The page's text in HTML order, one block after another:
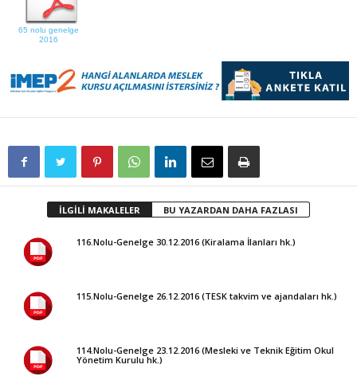
65 nolu genelge
2016
İLGİLİ MAKALELER BU YAZARDAN DAHA FAZLASI
116.Nolu-Genelge 30.12.2016 (Kiralama İlanları hk.)
115.Nolu-Genelge 26.12.2016 (TESK takvim ve ajandaları hk.)
114.Nolu-Genelge 23.12.2016 (Mesleki ve Teknik Eğitim Okul
Yönetim Kurulu hk.)